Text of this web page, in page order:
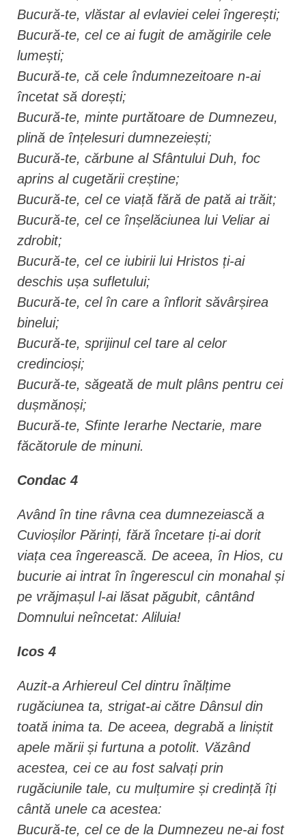
Bucură-te, vlăstar al evlaviei celei îngerești;
Bucură-te, cel ce ai fugit de amăgirile cele
lumești;
Bucură-te, că cele îndumnezeitoare n-ai
încetat să dorești;
Bucură-te, minte purtătoare de Dumnezeu,
plină de înțelesuri dumnezeiești;
Bucură-te, cărbune al Sfântului Duh, foc
aprins al cugetării creștine;
Bucură-te, cel ce viață fără de pată ai trăit;
Bucură-te, cel ce înșelăciunea lui Veliar ai
zdrobit;
Bucură-te, cel ce iubirii lui Hristos ți-ai
deschis ușa sufletului;
Bucură-te, cel în care a înflorit săvârșirea
binelui;
Bucură-te, sprijinul cel tare al celor
credincioși;
Bucură-te, săgeată de mult plâns pentru cei
dușmănoși;
Bucură-te, Sfinte Ierarhe Nectarie, mare
făcătorule de minuni.
Condac 4
Având în tine râvna cea dumnezeiască a
Cuvioșilor Părinți, fără încetare ți-ai dorit
viața cea îngerească. De aceea, în Hios, cu
bucurie ai intrat în îngerescul cin monahal și
pe vrăjmașul l-ai lăsat păgubit, cântând
Domnului neîncetat: Aliluia!
Icos 4
Auzit-a Arhiereul Cel dintru înălțime
rugăciunea ta, strigat-ai către Dânsul din
toată inima ta. De aceea, degrabă a liniștit
apele mării și furtuna a potolit. Văzând
acestea, cei ce au fost salvați prin
rugăciunile tale, cu mulțumire și credință îți
cântă unele ca acestea:
Bucură-te, cel ce de la Dumnezeu ne-ai fost